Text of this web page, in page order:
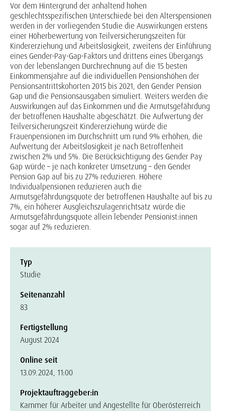
Vor dem Hintergrund der anhaltend hohen
geschlechtsspezifischen Unterschiede bei den Alterspensionen
werden in der vorliegenden Studie die Auswirkungen erstens
einer Höherbewertung von Teilversicherungszeiten für
Kindererziehung und Arbeitslosigkeit, zweitens der Einführung
eines Gender-Pay-Gap-Faktors und drittens eines Übergangs
von der lebenslangen Durchrechnung auf die 15 besten
Einkommensjahre auf die individuellen Pensionshöhen der
Pensionsantrittskohorten 2015 bis 2021, den Gender Pension
Gap und die Pensionsausgaben simuliert. Weiters werden die
Auswirkungen auf das Einkommen und die Armutsgefährdung
der betroffenen Haushalte abgeschätzt. Die Aufwertung der
Teilversicherungszeit Kindererziehung würde die
Frauenpensionen im Durchschnitt um rund 9% erhöhen, die
Aufwertung der Arbeitslosigkeit je nach Betroffenheit
zwischen 2% und 5%. Die Berücksichtigung des Gender Pay
Gap würde – je nach konkreter Umsetzung – den Gender
Pension Gap auf bis zu 27% reduzieren. Höhere
Individualpensionen reduzieren auch die
Armutsgefährdungsquote der betroffenen Haushalte auf bis zu
7%, ein höherer Ausgleichszulagenrichtsatz würde die
Armutsgefährdungsquote allein lebender Pensionist:innen
sogar auf 2% reduzieren.
Typ
Studie
Seitenanzahl
83
Fertigstellung
August 2024
Online seit
13.09.2024, 11:00
Projektauftraggeber:in
Kammer für Arbeiter und Angestellte für Oberösterreich